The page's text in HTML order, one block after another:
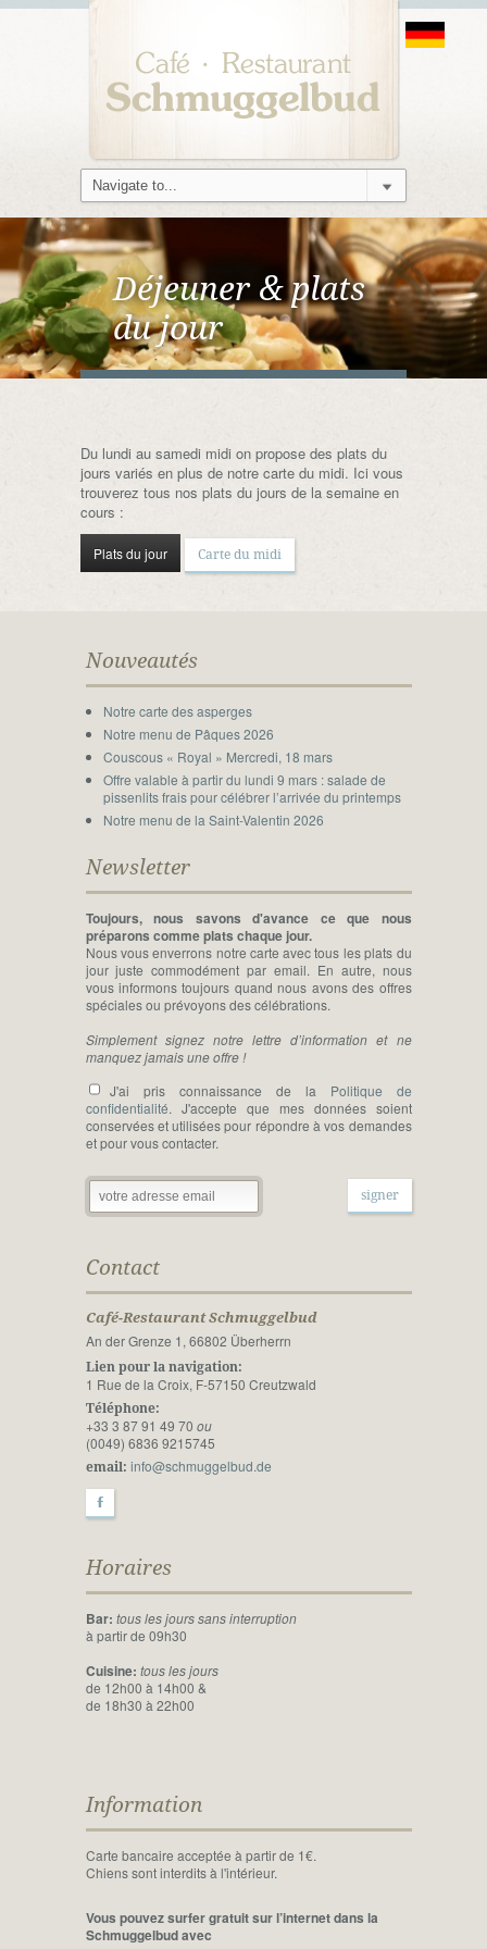
Déjeuner & plats
du jour
Du lundi au samedi midi on propose des plats du
jours variés en plus de notre carte du midi. Ici vous
trouverez tous nos plats du jours de la semaine en
cours :
Plats du jour Carte du midi
Nouveautés
Notre carte des asperges
Notre menu de Pâques 2026
Couscous « Royal » Mercredi, 18 mars
Offre valable à partir du lundi 9 mars : salade de
pissenlits frais pour célébrer l’arrivée du printemps
Notre menu de la Saint-Valentin 2026
Newsletter
Toujours, nous savons d'avance ce que nous
préparons comme plats chaque jour.
Nous vous enverrons notre carte avec tous les plats du
jour juste commodément par email. En autre, nous
vous informons toujours quand nous avons des offres
spéciales ou prévoyons des célébrations.
Simplement signez notre lettre d’information et ne
manquez jamais une offre !
J'ai pris connaissance de la Politique de
confidentialité. J'accepte que mes données soient
conservées et utilisées pour répondre à vos demandes
et pour vous contacter.
Contact
Café-Restaurant Schmuggelbud
An der Grenze 1, 66802 Überherrn
Lien pour la navigation:
1 Rue de la Croix, F-57150 Creutzwald
Téléphone:
+33 3 87 91 49 70 ou
(0049) 6836 9215745
email: info@schmuggelbud.de
F
Horaires
Bar: tous les jours sans interruption
à partir de 09h30
Cuisine: tous les jours
de 12h00 à 14h00 &
de 18h30 à 22h00
Information
Carte bancaire acceptée à partir de 1€.
Chiens sont interdits à l'intérieur.
Vous pouvez surfer gratuit sur l’internet dans la
Schmuggelbud avec